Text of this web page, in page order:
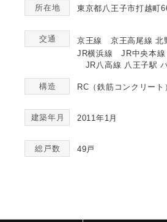
所在地 東京都八王子市打越町
交通
京王線 京王高尾線 北
JR横浜線 JR中央本
JR八高線 八王子駅
構造 RC（鉄筋コンクリート
建築年月 2011年1月
総戸数 49戸